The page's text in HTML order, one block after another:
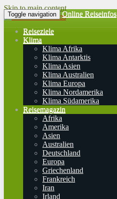
Skip to main content
Toggle navigation Online Reiseinfos
Reiseziele
Klima
Klima Afrika
Klima Antarktis
Klima Asien
Klima Australien
Klima Europa
Klima Nordamerika
Klima Südamerika
Reisemagazin
Afrika
Amerika
Asien
Australien
Deutschland
Europa
Griechenland
Frankreich
Iran
Irland